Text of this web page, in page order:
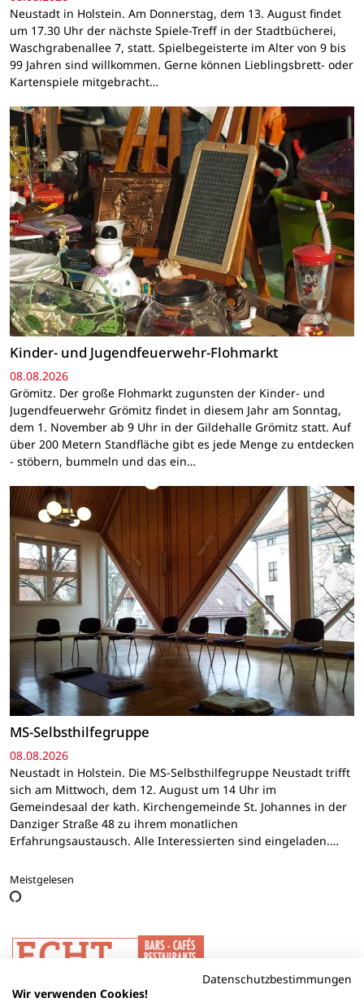
Neustadt in Holstein. Am Donnerstag, dem 13. August findet
um 17.30 Uhr der nächste Spiele-Treff in der Stadtbücherei,
Waschgrabenallee 7, statt. Spielbegeisterte im Alter von 9 bis
99 Jahren sind willkommen. Gerne können Lieblingsbrett- oder
Kartenspiele mitgebracht…
Kinder- und Jugendfeuerwehr-Flohmarkt
08.08.2026
Grömitz. Der große Flohmarkt zugunsten der Kinder- und
Jugendfeuerwehr Grömitz findet in diesem Jahr am Sonntag,
dem 1. November ab 9 Uhr in der Gildehalle Grömitz statt. Auf
über 200 Metern Standfläche gibt es jede Menge zu entdecken
- stöbern, bummeln und das ein…
MS-Selbsthilfegruppe
08.08.2026
Neustadt in Holstein. Die MS-Selbsthilfegruppe Neustadt trifft
sich am Mittwoch, dem 12. August um 14 Uhr im
Gemeindesaal der kath. Kirchengemeinde St. Johannes in der
Danziger Straße 48 zu ihrem monatlichen
Erfahrungsaustausch. Alle Interessierten sind eingeladen.…
Meistgelesen
Datenschutzbestimmungen
Wir verwenden Cookies!